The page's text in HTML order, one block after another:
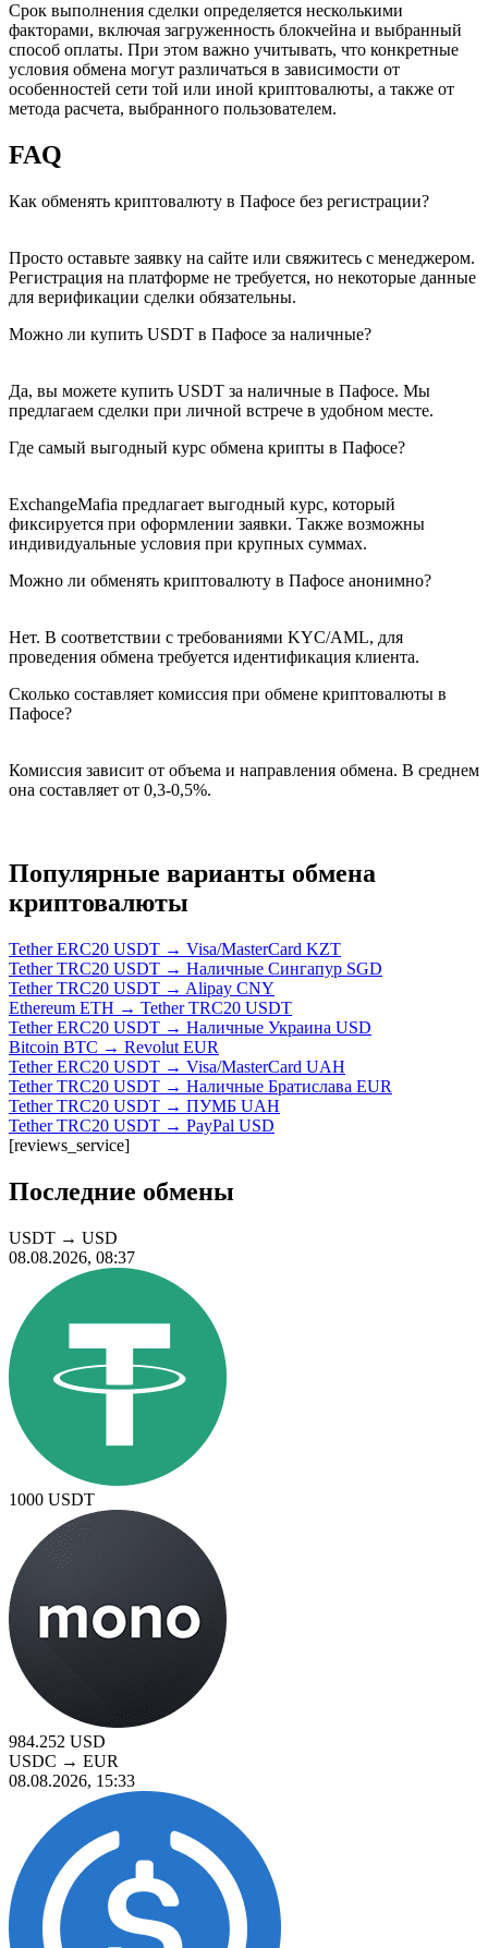
Срок выполнения сделки определяется несколькими
факторами, включая загруженность блокчейна и выбранный
способ оплаты. При этом важно учитывать, что конкретные
условия обмена могут различаться в зависимости от
особенностей сети той или иной криптовалюты, а также от
метода расчета, выбранного пользователем.
FAQ
Как обменять криптовалюту в Пафосе без регистрации?
Просто оставьте заявку на сайте или свяжитесь с менеджером.
Регистрация на платформе не требуется, но некоторые данные
для верификации сделки обязательны.
Можно ли купить USDT в Пафосе за наличные?
Да, вы можете купить USDT за наличные в Пафосе. Мы
предлагаем сделки при личной встрече в удобном месте.
Где самый выгодный курс обмена крипты в Пафосе?
ExchangeMafia предлагает выгодный курс, который
фиксируется при оформлении заявки. Также возможны
индивидуальные условия при крупных суммах.
Можно ли обменять криптовалюту в Пафосе анонимно?
Нет. В соответствии с требованиями KYC/AML, для
проведения обмена требуется идентификация клиента.
Сколько составляет комиссия при обмене криптовалюты в
Пафосе?
Комиссия зависит от объема и направления обмена. В среднем
она составляет от 0,3-0,5%.
Популярные варианты обмена
криптовалюты
Tether ERC20 USDT → Visa/MasterCard KZT
Tether TRC20 USDT → Наличные Сингапур SGD
Tether TRC20 USDT → Alipay CNY
Ethereum ETH → Tether TRC20 USDT
Tether ERC20 USDT → Наличные Украина USD
Bitcoin BTC → Revolut EUR
Tether ERC20 USDT → Visa/MasterCard UAH
Tether TRC20 USDT → Наличные Братислава EUR
Tether TRC20 USDT → ПУМБ UAH
Tether TRC20 USDT → PayPal USD
[reviews_service]
Последние обмены
USDT → USD
08.08.2026, 08:37
1000 USDT
984.252 USD
USDC → EUR
08.08.2026, 15:33